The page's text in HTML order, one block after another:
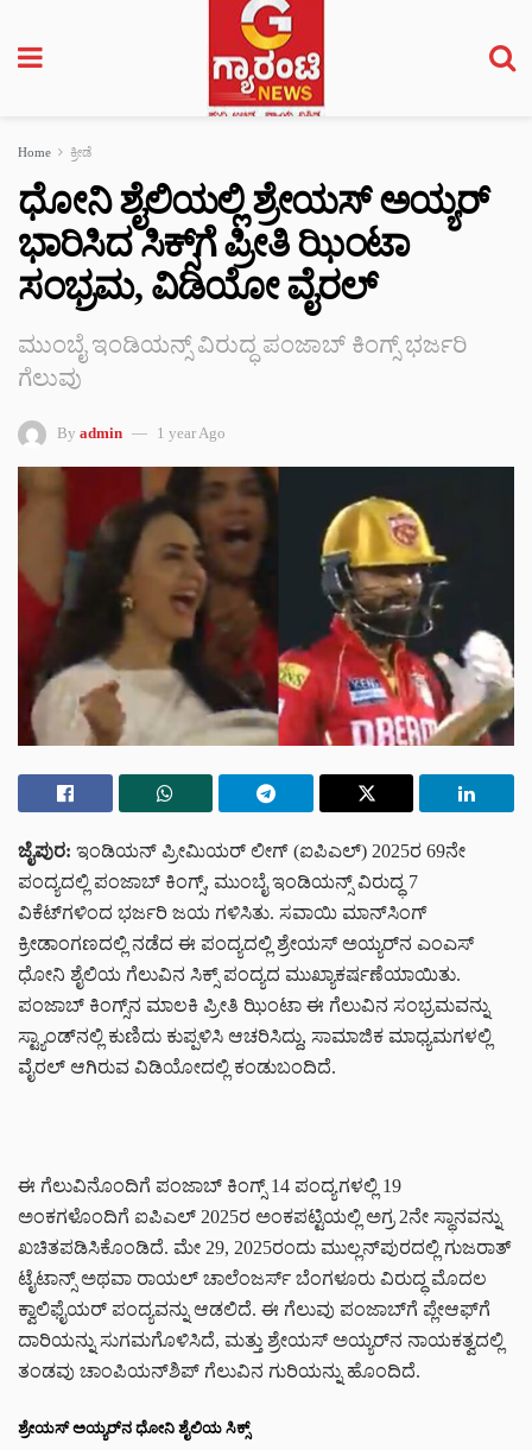
Home ಕ್ರೀಡೆ
ಧೋನಿ ಶೈಲಿಯಲ್ಲಿ ಶ್ರೇಯಸ್ ಅಯ್ಯರ್‌
ಭಾರಿಸಿದ ಸಿಕ್ಸ್‌ಗೆ ಪ್ರೀತಿ ಝಿಂಟಾ
ಸಂಭ್ರಮ, ವಿಡಿಯೋ ವೈರಲ್
ಮುಂಬೈ ಇಂಡಿಯನ್ಸ್ ವಿರುದ್ಧ ಪಂಜಾಬ್‌ ಕಿಂಗ್ಸ್ ಭರ್ಜರಿ
ಗೆಲುವು
By admin 1 year Ago
ಜೈಪುರ: ಇಂಡಿಯನ್ ಪ್ರೀಮಿಯರ್ ಲೀಗ್ (ಐಪಿಎಲ್) 2025ರ 69ನೇ
ಪಂದ್ಯದಲ್ಲಿ ಪಂಜಾಬ್ ಕಿಂಗ್ಸ್, ಮುಂಬೈ ಇಂಡಿಯನ್ಸ್ ವಿರುದ್ಧ 7
ವಿಕೆಟ್‌ಗಳಿಂದ ಭರ್ಜರಿ ಜಯ ಗಳಿಸಿತು. ಸವಾಯಿ ಮಾನ್‌ಸಿಂಗ್
ಕ್ರೀಡಾಂಗಣದಲ್ಲಿ ನಡೆದ ಈ ಪಂದ್ಯದಲ್ಲಿ ಶ್ರೇಯಸ್ ಅಯ್ಯರ್‌ನ ಎಂಎಸ್
ಧೋನಿ ಶೈಲಿಯ ಗೆಲುವಿನ ಸಿಕ್ಸ್ ಪಂದ್ಯದ ಮುಖ್ಯಾಕರ್ಷಣೆಯಾಯಿತು.
ಪಂಜಾಬ್ ಕಿಂಗ್ಸ್‌ನ ಮಾಲಕಿ ಪ್ರೀತಿ ಝಿಂಟಾ ಈ ಗೆಲುವಿನ ಸಂಭ್ರಮವನ್ನು
ಸ್ಟ್ಯಾಂಡ್‌ನಲ್ಲಿ ಕುಣಿದು ಕುಪ್ಪಳಿಸಿ ಆಚರಿಸಿದ್ದು, ಸಾಮಾಜಿಕ ಮಾಧ್ಯಮಗಳಲ್ಲಿ
ವೈರಲ್ ಆಗಿರುವ ವಿಡಿಯೋದಲ್ಲಿ ಕಂಡುಬಂದಿದೆ.
ಈ ಗೆಲುವಿನೊಂದಿಗೆ ಪಂಜಾಬ್ ಕಿಂಗ್ಸ್ 14 ಪಂದ್ಯಗಳಲ್ಲಿ 19
ಅಂಕಗಳೊಂದಿಗೆ ಐಪಿಎಲ್ 2025ರ ಅಂಕಪಟ್ಟಿಯಲ್ಲಿ ಅಗ್ರ 2ನೇ ಸ್ಥಾನವನ್ನು
ಖಚಿತಪಡಿಸಿಕೊಂಡಿದೆ. ಮೇ 29, 2025ರಂದು ಮುಲ್ಲನ್‌ಪುರದಲ್ಲಿ ಗುಜರಾತ್
ಟೈಟಾನ್ಸ್ ಅಥವಾ ರಾಯಲ್ ಚಾಲೆಂಜರ್ಸ್ ಬೆಂಗಳೂರು ವಿರುದ್ಧ ಮೊದಲ
ಕ್ವಾಲಿಫೈಯರ್ ಪಂದ್ಯವನ್ನು ಆಡಲಿದೆ. ಈ ಗೆಲುವು ಪಂಜಾಬ್‌ಗೆ ಪ್ಲೇಆಫ್‌ಗೆ
ದಾರಿಯನ್ನು ಸುಗಮಗೊಳಿಸಿದೆ, ಮತ್ತು ಶ್ರೇಯಸ್ ಅಯ್ಯರ್‌ನ ನಾಯಕತ್ವದಲ್ಲಿ
ತಂಡವು ಚಾಂಪಿಯನ್‌ಶಿಪ್ ಗೆಲುವಿನ ಗುರಿಯನ್ನು ಹೊಂದಿದೆ.
ಶ್ರೇಯಸ್ ಅಯ್ಯರ್‌ನ ಧೋನಿ ಶೈಲಿಯ ಸಿಕ್ಸ್